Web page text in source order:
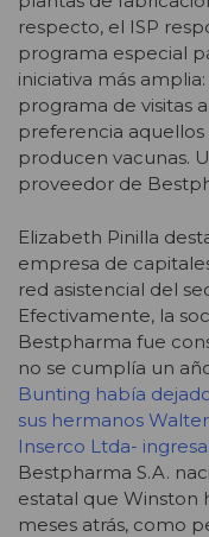
respecto, el ISP
programa especial
iniciativa más
programa de visitas
preferencia
producen vacunas.
proveedor de
Elizabeth Pinilla
empresa de
red asistencial del
Efectivamente, la
Bestpharma fue
no se cumplía un
Bunting había
sus hermanos
Inserco Ltda-
Bestpharma S.A.
estatal que Winston
meses atrás, como